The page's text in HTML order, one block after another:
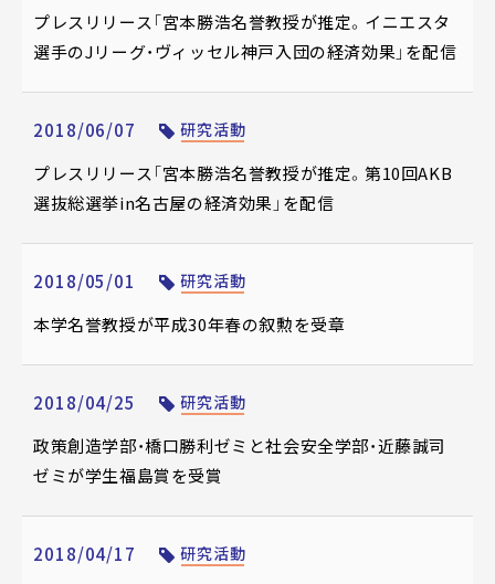
プレスリリース「宮本勝浩名誉教授が推定。イニエスタ
選手のJリーグ・ヴィッセル神戸入団の経済効果」を配信
2018/06/07 研究活動
プレスリリース「宮本勝浩名誉教授が推定。第10回AKB
選抜総選挙in名古屋の経済効果」を配信
2018/05/01 研究活動
本学名誉教授が平成30年春の叙勲を受章
2018/04/25 研究活動
政策創造学部・橋口勝利ゼミと社会安全学部・近藤誠司
ゼミが学生福島賞を受賞
2018/04/17 研究活動